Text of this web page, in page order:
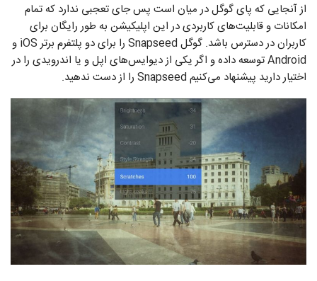
از آنجایی که پای گوگل در میان است پس جای تعجبی ندارد که تمام
امکانات و قابلیت‌های کاربردی در این اپلیکیشن به طور رایگان برای
کاربران در دسترس باشد. گوگل Snapseed را برای دو پلتفرم برتر iOS و
Android توسعه داده و اگر یکی از دیوایس‌های اپل و یا اندرویدی را در
اختیار دارید پیشنهاد می‌کنیم Snapseed را از دست ندهید.